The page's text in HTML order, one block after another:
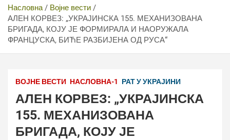
Насловна
Војне вести
АЛЕН КОРВЕЗ: „УКРАЈИНСКА 155. МЕХАНИЗОВАНА
БРИГАДА, КОЈУ ЈЕ ФОРМИРАЛА И НАОРУЖАЛА
ФРАНЦУСКА, БИЋЕ РАЗБИЈЕНА ОД РУСА“
ВОЈНЕ ВЕСТИ НАСЛОВНА-1 РАТ У УКРАЈИНИ
АЛЕН КОРВЕЗ: „УКРАЈИНСКА
155. МЕХАНИЗОВАНА
БРИГАДА, КОЈУ ЈЕ